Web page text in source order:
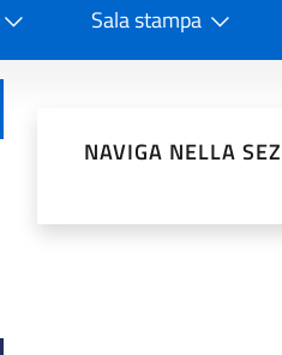
Sala stampa
NAVIGA NELLA